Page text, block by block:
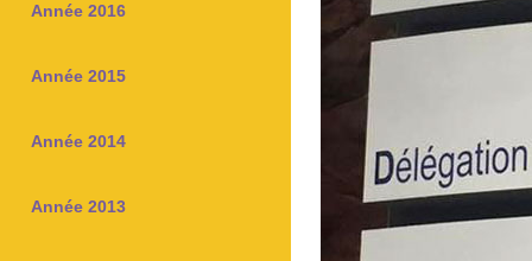
Année 2016
Année 2015
Année 2014
Année 2013